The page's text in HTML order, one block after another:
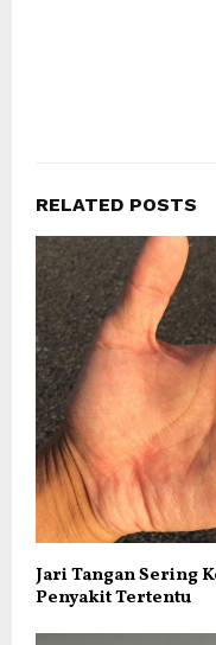
RELATED POSTS
Jari Tangan Sering
Penyakit Tertentu